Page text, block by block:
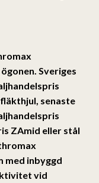
Sveriges
senaste
ZAmid eller stål
med inbyggd
vid